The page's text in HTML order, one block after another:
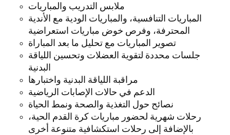
ملابس التدريب والمباريات
المباريات التنافسية، والمباريات الودية مع الأندية
المحترفة، وفرص خوض مباريات استعراضية
تصوير المباريات مع تحليل ما بعد المباراة
جلسات محددة لتقوية العضلات وتحسين اللياقة
البدنية
مراقبة اللياقة البدنية واختبارها
الدعم في حالات الإصابات الرياضية
نصائح حول التغذية والصحة ونمط الحياة
رحلات شهرية لحضور مباريات كرة القدم الحية،
بالإضافة إلى رحلات استكشافية متنوعة أخرى